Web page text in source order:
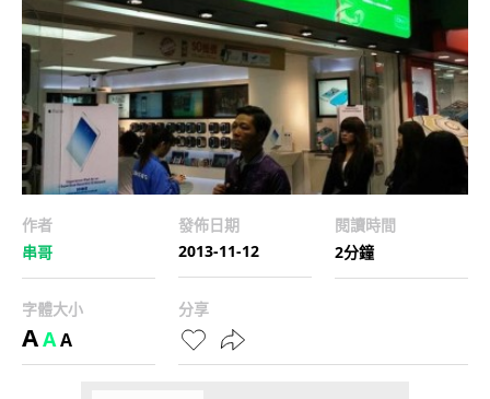
作者
串哥
發佈日期
2013-11-12
閱讀時間
2分鐘
字體大小
AAA
分享